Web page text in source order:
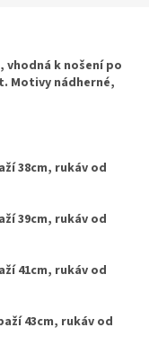
k nošení po
Motivy nádherné,
38cm, rukáv od
39cm, rukáv od
41cm, rukáv od
43cm, rukáv od